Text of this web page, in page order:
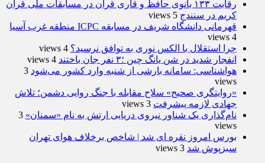
رقابت ۱۳۳ بانوی حافظ و قاری قرآن در مسابقات ملی قرآن
کریم در سنندج 5 views
قهرمانی دانشگاه شریف در مسابقه ICPC منطقه غرب آسیا
4 views
چرا استقلال با الکس نوری به توافق نرسید؟ 4 views
انفجار شدید در شن یانگ چین ؛۳ نفر جان باختند
4 views
هواشناسی: سامانه بارشی از شنبه وارد کشور می‌شود 3
views
«روایتگری صحیح» سلاح مقابله با جنگ روایی دشمن؛ تلاش
جهادی لازمه پیشرفت 3 views
نام‌گذاری یک شناور نیروی دریایی ارتش به نام «سمنان» 3
views
بورس امروز نقره ای شد | شاخص برخلاف هوای تهران
سبزپوش شد 3 views